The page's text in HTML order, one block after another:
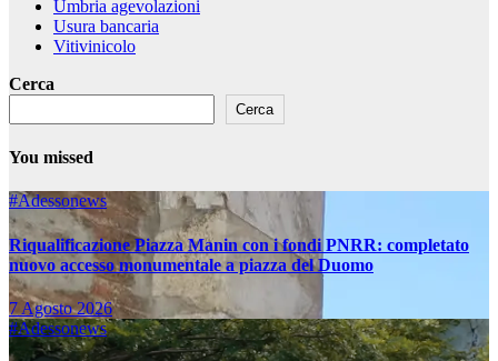
Umbria agevolazioni
Usura bancaria
Vitivinicolo
Cerca
Cerca
You missed
#Adessonews
Riqualificazione Piazza Manin con i fondi PNRR: completato
nuovo accesso monumentale a piazza del Duomo
7 Agosto 2026
#Adessonews